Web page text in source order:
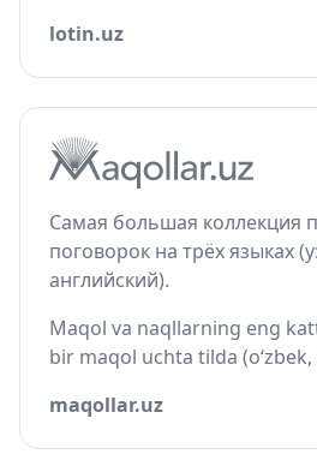
lotin.uz
Самая большая коллекция
поговорок на трёх языках
английский).
Maqol va naqllarning eng
bir maqol uchta tilda
maqollar.uz